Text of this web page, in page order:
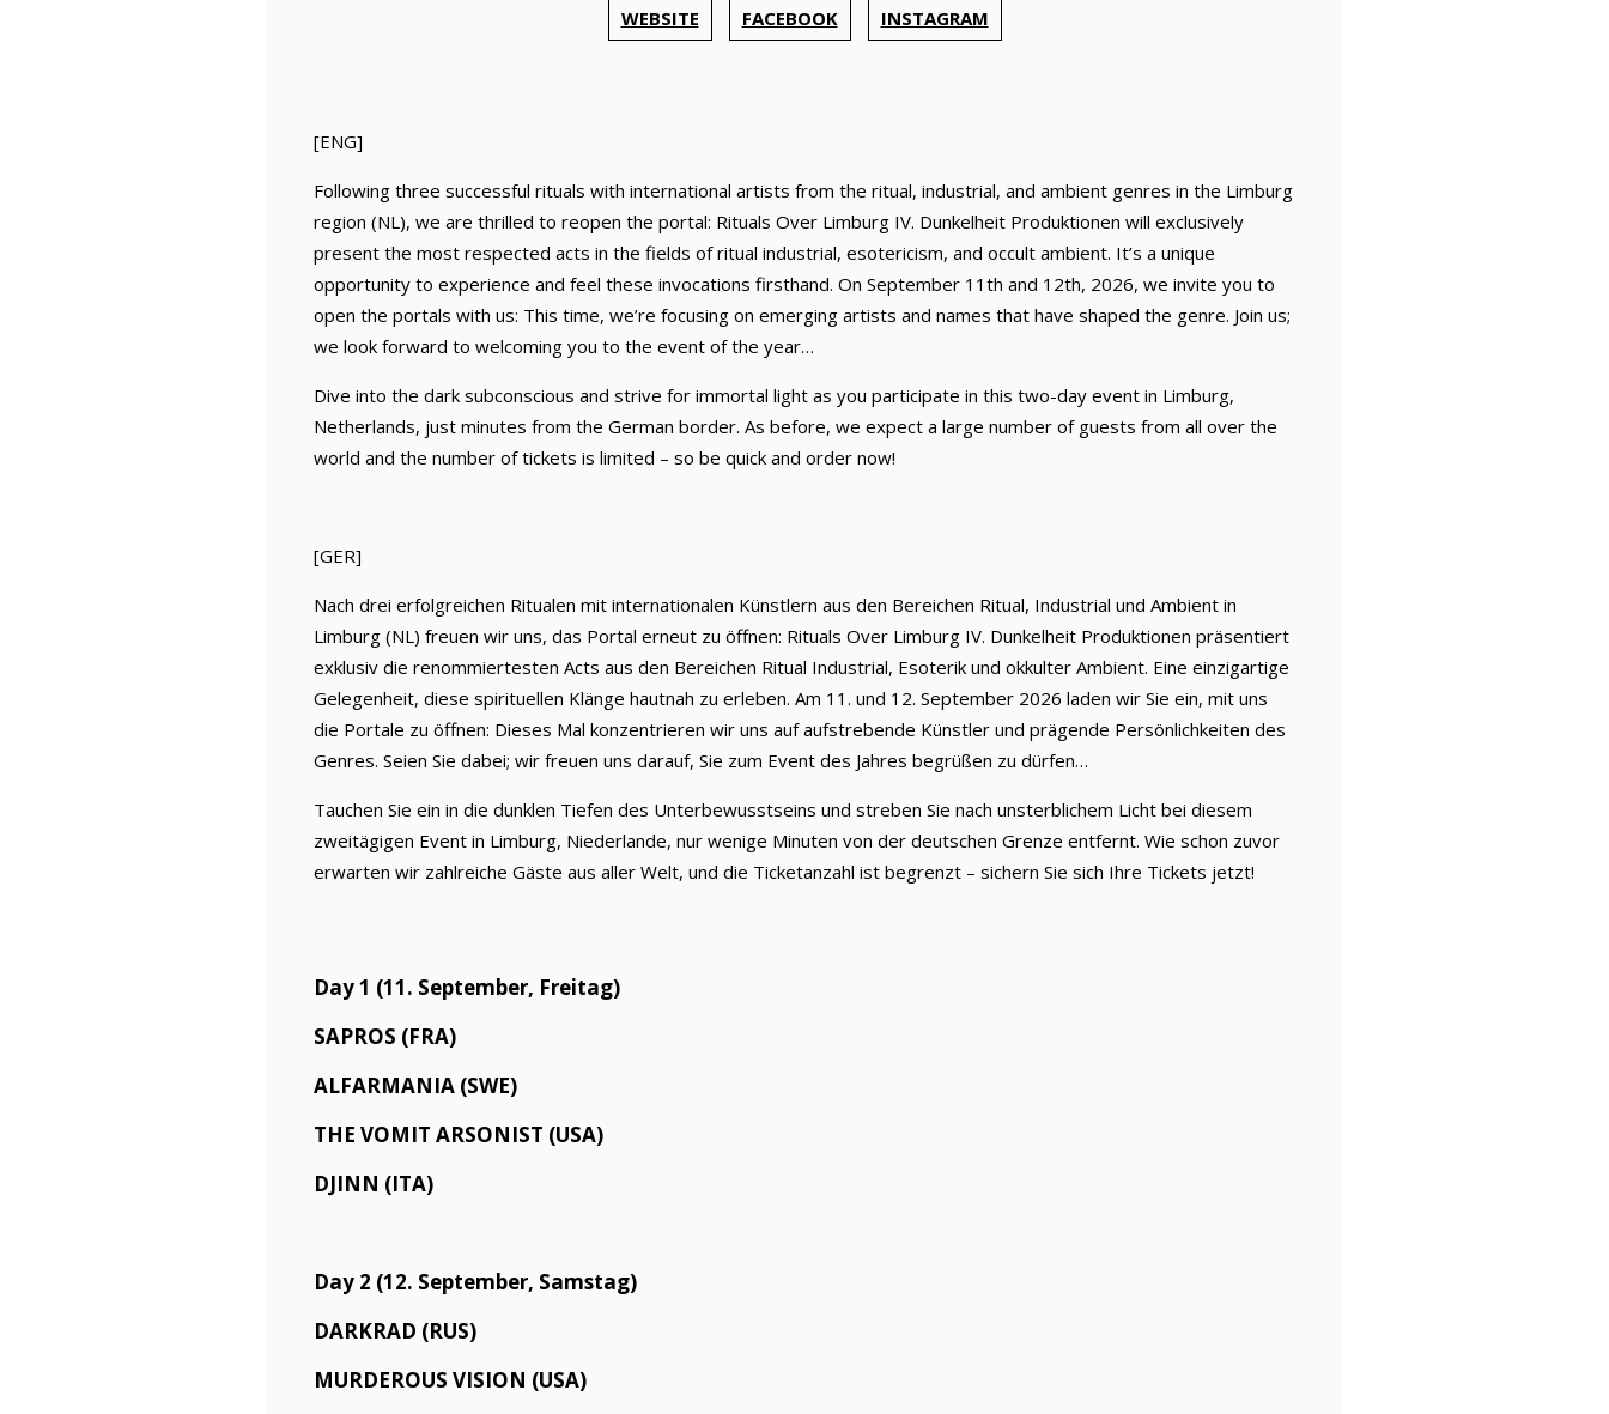
WEBSITE FACEBOOK INSTAGRAM
[ENG]
Following three successful rituals with international artists from the ritual, industrial, and ambient genres in the Limburg
region (NL), we are thrilled to reopen the portal: Rituals Over Limburg IV. Dunkelheit Produktionen will exclusively
present the most respected acts in the fields of ritual industrial, esotericism, and occult ambient. It’s a unique
opportunity to experience and feel these invocations firsthand. On September 11th and 12th, 2026, we invite you to
open the portals with us: This time, we’re focusing on emerging artists and names that have shaped the genre. Join us;
we look forward to welcoming you to the event of the year…
Dive into the dark subconscious and strive for immortal light as you participate in this two-day event in Limburg,
Netherlands, just minutes from the German border. As before, we expect a large number of guests from all over the
world and the number of tickets is limited – so be quick and order now!
[GER]
Nach drei erfolgreichen Ritualen mit internationalen Künstlern aus den Bereichen Ritual, Industrial und Ambient in
Limburg (NL) freuen wir uns, das Portal erneut zu öffnen: Rituals Over Limburg IV. Dunkelheit Produktionen präsentiert
exklusiv die renommiertesten Acts aus den Bereichen Ritual Industrial, Esoterik und okkulter Ambient. Eine einzigartige
Gelegenheit, diese spirituellen Klänge hautnah zu erleben. Am 11. und 12. September 2026 laden wir Sie ein, mit uns
die Portale zu öffnen: Dieses Mal konzentrieren wir uns auf aufstrebende Künstler und prägende Persönlichkeiten des
Genres. Seien Sie dabei; wir freuen uns darauf, Sie zum Event des Jahres begrüßen zu dürfen…
Tauchen Sie ein in die dunklen Tiefen des Unterbewusstseins und streben Sie nach unsterblichem Licht bei diesem
zweitägigen Event in Limburg, Niederlande, nur wenige Minuten von der deutschen Grenze entfernt. Wie schon zuvor
erwarten wir zahlreiche Gäste aus aller Welt, und die Ticketanzahl ist begrenzt – sichern Sie sich Ihre Tickets jetzt!
Day 1 (11. September, Freitag)
SAPROS (FRA)
ALFARMANIA (SWE)
THE VOMIT ARSONIST (USA)
DJINN (ITA)
Day 2 (12. September, Samstag)
DARKRAD (RUS)
MURDEROUS VISION (USA)